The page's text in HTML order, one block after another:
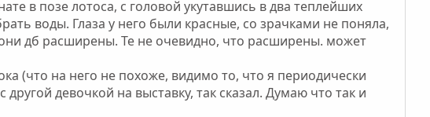
в позе лотоса, с головой укутавшись в два теплейших
воды. Глаза у него были красные, со зрачками не поняла,
дб расширены. Те не очевидно, что расширены. может
(что на него не похоже, видимо то, что я периодически
девочкой на выставку, так сказал. Думаю что так и